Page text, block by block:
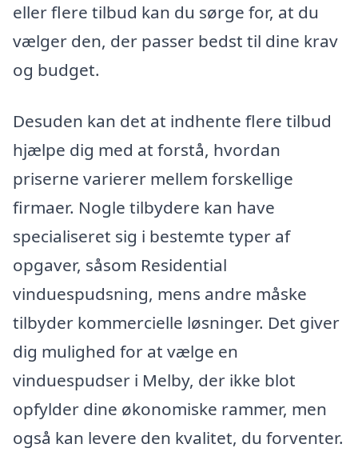
eller flere tilbud kan du sørge for, at du
vælger den, der passer bedst til dine krav
og budget.
Desuden kan det at indhente flere tilbud
hjælpe dig med at forstå, hvordan
priserne varierer mellem forskellige
firmaer. Nogle tilbydere kan have
specialiseret sig i bestemte typer af
opgaver, såsom Residential
vinduespudsning, mens andre måske
tilbyder kommercielle løsninger. Det giver
dig mulighed for at vælge en
vinduespudser i Melby, der ikke blot
opfylder dine økonomiske rammer, men
også kan levere den kvalitet, du forventer.